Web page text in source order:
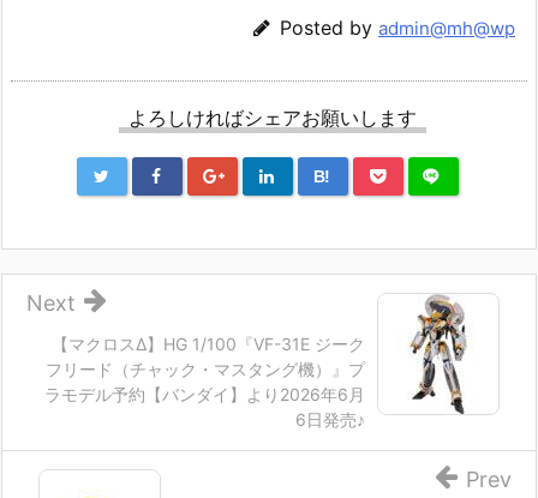
Posted by admin@mh@wp
よろしければシェアお願いします
B!
【マクロスΔ】HG 1/100『VF-31E ジーク
フリード（チャック・マスタング機）』プ
ラモデル予約【バンダイ】より2026年6月
6日発売♪
Next
Prev